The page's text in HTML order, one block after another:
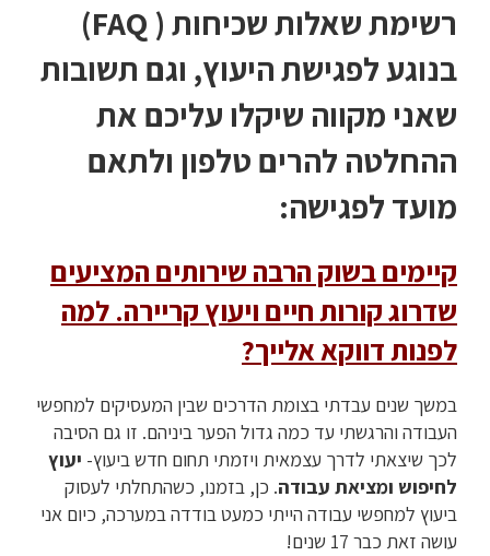
רשימת שאלות שכיחות ( FAQ)
בנוגע לפגישת היעוץ, וגם תשובות
שאני מקווה שיקלו עליכם את
ההחלטה להרים טלפון ולתאם
מועד לפגישה:
קיימים בשוק הרבה שירותים המציעים
שדרוג קורות חיים ויעוץ קריירה. למה
לפנות דווקא אלייך?
במשך שנים עבדתי בצומת הדרכים שבין המעסיקים למחפשי
העבודה והרגשתי עד כמה גדול הפער ביניהם. זו גם הסיבה
לכך שיצאתי לדרך עצמאית ויזמתי תחום חדש ביעוץ- יעוץ
לחיפוש ומציאת עבודה. כן, בזמנו, כשהתחלתי לעסוק
ביעוץ למחפשי עבודה הייתי כמעט בודדה במערכה, כיום אני
עושה זאת כבר 17 שנים!